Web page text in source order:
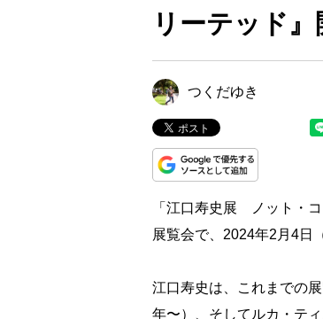
リーテッド』
つくだゆき
「江口寿史展 ノット・
展覧会で、2024年2月4日
江口寿史は、これまでの
年〜）、そしてルカ・テ